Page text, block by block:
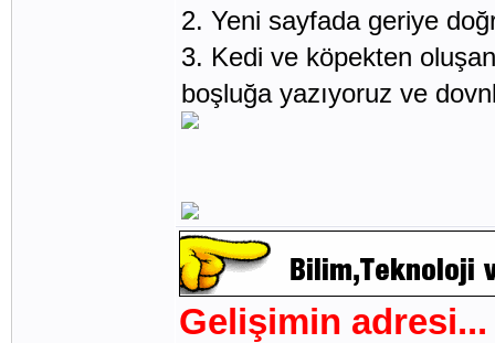
2. Yeni sayfada geriye
3. Kedi ve köpekten
boşluğa yazıyoruz ve
Gelişimin adresi...